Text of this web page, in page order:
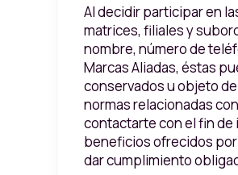
Al decidir participar en
matrices, filiales y
nombre, número de
Marcas Aliadas, éstas
conservados u objeto
normas relacionadas
contactarte con el fin de
beneficios ofrecidos por
dar cumplimiento